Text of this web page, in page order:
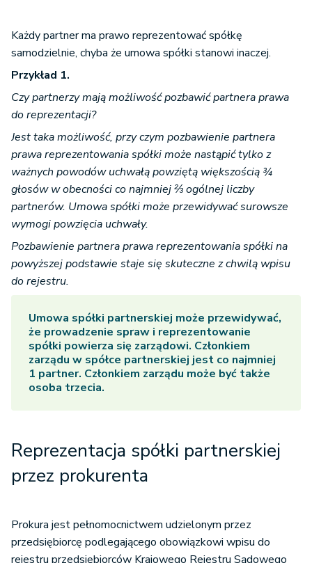
Każdy partner ma prawo reprezentować spółkę
samodzielnie, chyba że umowa spółki stanowi inaczej.
Przykład 1.
Czy partnerzy mają możliwość pozbawić partnera prawa
do reprezentacji?
Jest taka możliwość, przy czym pozbawienie partnera
prawa reprezentowania spółki może nastąpić tylko z
ważnych powodów uchwałą powziętą większością ¾
głosów w obecności co najmniej ⅔ ogólnej liczby
partnerów. Umowa spółki może przewidywać surowsze
wymogi powzięcia uchwały.
Pozbawienie partnera prawa reprezentowania spółki na
powyższej podstawie staje się skuteczne z chwilą wpisu
do rejestru.
Umowa spółki partnerskiej może przewidywać,
że prowadzenie spraw i reprezentowanie
spółki powierza się zarządowi. Członkiem
zarządu w spółce partnerskiej jest co najmniej
1 partner. Członkiem zarządu może być także
osoba trzecia.
Reprezentacja spółki partnerskiej
przez prokurenta
Prokura jest pełnomocnictwem udzielonym przez
przedsiębiorcę podlegającego obowiązkowi wpisu do
rejestru przedsiębiorców Krajowego Rejestru Sądowego